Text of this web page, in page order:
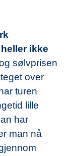
ikke
sølvprisen
over
turen
lille
har
man nå